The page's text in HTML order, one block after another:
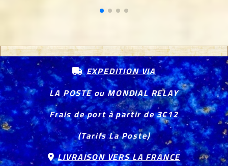
EXPEDITION VIA
LA POSTE ou MONDIAL RELAY
Frais de port à partir de 3€12
(Tarifs La Poste)
LIVRAISON VERS LA FRANCE